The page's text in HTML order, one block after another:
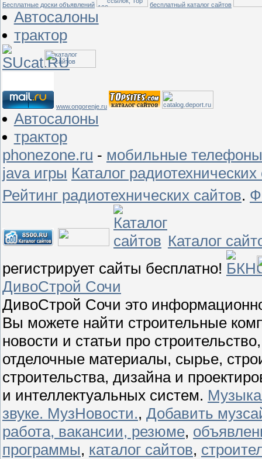
Бесплатные доски объявлений бесплатный каталог сайтов
Автосалоны
трактор
www.ongorenje.ru
Автосалоны
трактор
phonezone.ru - мобильные телефоны
java игры Каталог радиотехнических
Рейтинг радиотехнических сайтов.
Каталог
регистрирует сайты бесплатно!
ДивоСтрой Cочи
ДивоСтрой Cочи это
Вы можете найти строительные
новости и статьи про
отделочные материалы, сырье,
строительства, дизайна и
и интеллектуальных систем.
звуке. МузНовости., Добавить
работа, вакансии, резюме,
программы, каталог сайтов,